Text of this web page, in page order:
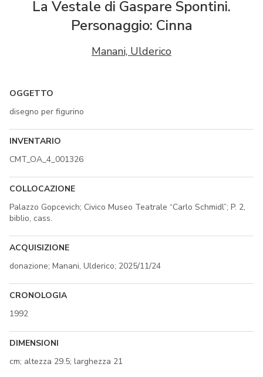
La Vestale di Gaspare Spontini.
Personaggio: Cinna
Manani, Ulderico
OGGETTO
disegno per figurino
INVENTARIO
CMT_OA_4_001326
COLLOCAZIONE
Palazzo Gopcevich; Civico Museo Teatrale “Carlo Schmidl”; P. 2,
biblio, cass.
ACQUISIZIONE
donazione; Manani, Ulderico; 2025/11/24
CRONOLOGIA
1992
DIMENSIONI
cm; altezza 29.5; larghezza 21